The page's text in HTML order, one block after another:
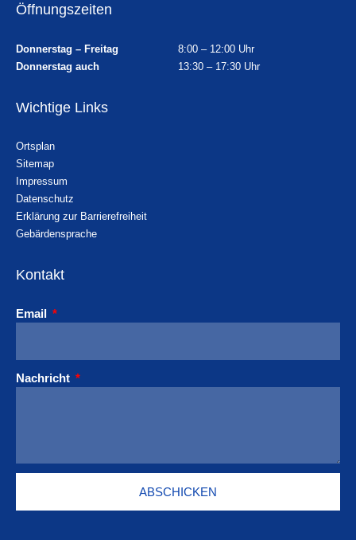
Öffnungszeiten
Donnerstag – Freitag
8:00 – 12:00 Uhr
Donnerstag auch
13:30 – 17:30 Uhr
Wichtige Links
Ortsplan
Sitemap
Impressum
Datenschutz
Erklärung zur Barrierefreiheit
Gebärdensprache
Kontakt
Email
Nachricht
ABSCHICKEN